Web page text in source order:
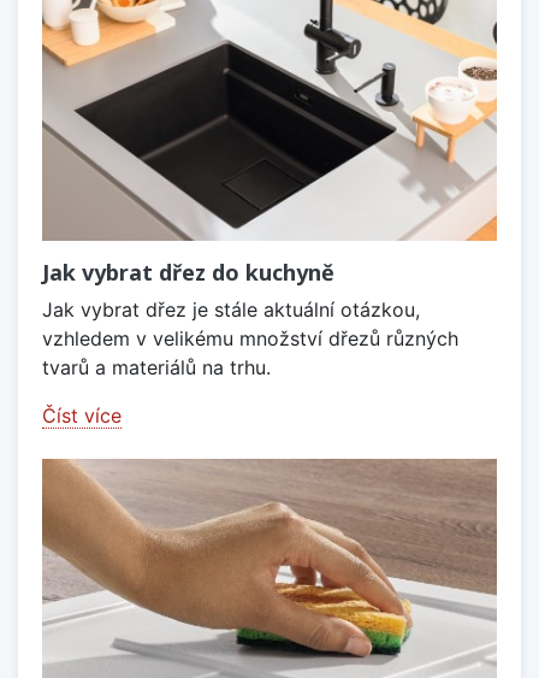
Jak vybrat dřez do kuchyně
Jak vybrat dřez je stále aktuální otázkou,
vzhledem v velikému množství dřezů různých
tvarů a materiálů na trhu.
Číst více